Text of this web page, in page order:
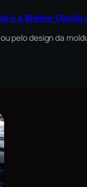
é a Melhor Opção
pelo design da